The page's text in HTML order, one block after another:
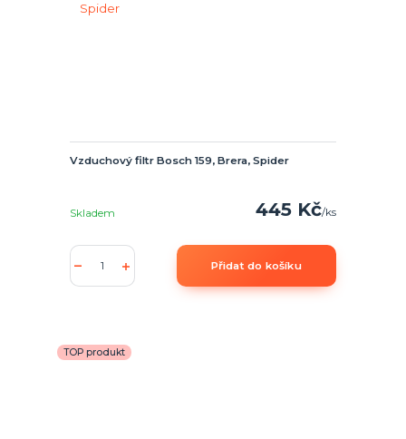
Vzduchový filtr Bosch 159, Brera, Spider
445 Kč/ks
Skladem
Přidat do košíku
TOP produkt